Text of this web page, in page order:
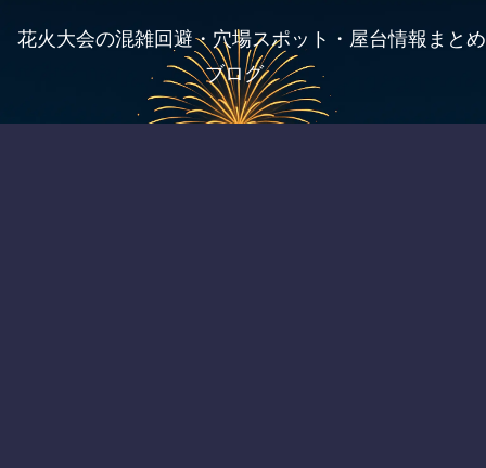
花火大会の混雑回避・穴場スポット・屋台情報まとめ
ブログ